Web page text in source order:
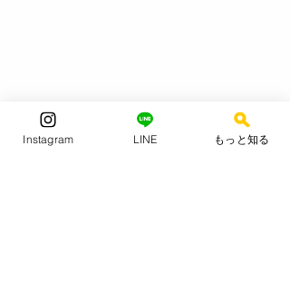
〒591-8043 大阪府堺市北区北長尾
町２丁目４−７金岡コーポラス１階
Instagram LINE もっと知る